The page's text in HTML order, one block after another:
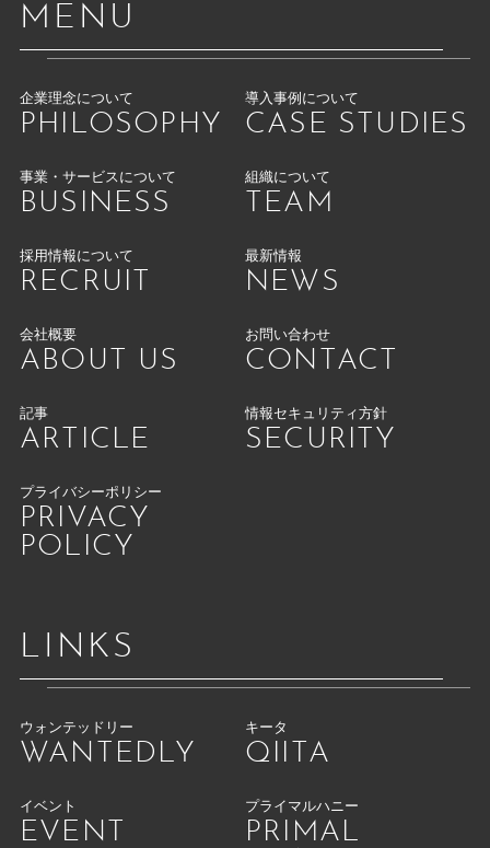
MENU
企業理念について
PHILOSOPHY
導入事例について
CASE STUDIES
事業・サービスについて
BUSINESS
組織について
TEAM
採用情報について
RECRUIT
最新情報
NEWS
会社概要
ABOUT US
お問い合わせ
CONTACT
記事
ARTICLE
情報セキュリティ方針
SECURITY
プライバシーポリシー
PRIVACY
POLICY
LINKS
ウォンテッドリー
WANTEDLY
キータ
QIITA
イベント
EVENT
プライマルハニー
PRIMAL